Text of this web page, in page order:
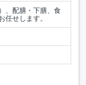
、配膳・下膳、食
任せします。